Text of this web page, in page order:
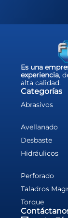
Es una
experiencia,
alta calidad.
Categorías
Abrasivos
Avellanado
Desbaste
Hidráulicos
Perforado
Taladros
Torque